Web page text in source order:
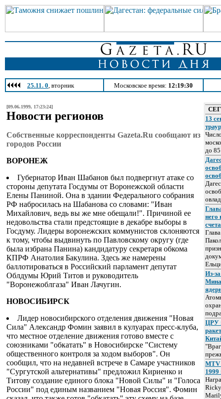
25.11. 0, вторник Московское время: 12:19:30
[09.06.1999, 17:23:24]
Новости регионов
Собственные корреспонденты Gazeta.Ru сообщают из
городов России
ВОРОНЕЖ
Губернатор Иван Шабанов был подвергнут атаке со
стороны депутата Госдумы от Воронежской области
Елены Паниной. Она в здании Федерального собрания
РФ набросилась на Шабанова со словами: "Иван
Михайлович, ведь вы же мне обещали!". Причиной ее
недовольства стали предстоящие в декабре выборы в
Госдуму. Лидеры воронежских коммунистов склоняются
к тому, чтобы выдвинуть по Павловскому округу (где
была избрана Панина) кандидатуру секретаря обкома
КПРФ Анатолия Бакулина. Здесь же намерены
баллотироваться в Российский парламент депутат
Облдумы Юрий Титов и руководитель
"Воронежоблгаза" Иван Лачугин.
НОВОСИБИРСК
Лидер новосибирского отделения движения "Новая
Сила" Александр Фомин заявил в кулуарах пресс-клуба,
что местное отделение движения готово вместе с
союзниками "обкатать" в Новосибирске "Систему
общественного контроля за ходом выборов". Он
сообщил, что на недавней встрече в Самаре участников
"Сургутской альтернативы" предложил Кириенко и
Титову создание единого блока "Новой Силы" и "Голоса
России" под единым названием "Новая Россия". Фомин
13
до 85
него
Из-
ЦРУ
MTV
1999